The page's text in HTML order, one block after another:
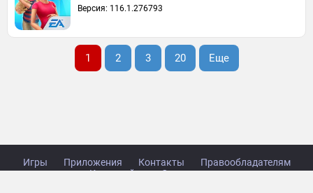
Версия: 116.1.276793
1 2 3 20 Еще
Игры Приложения Контакты
Правообладателям
Карта сайта
Стол заказов